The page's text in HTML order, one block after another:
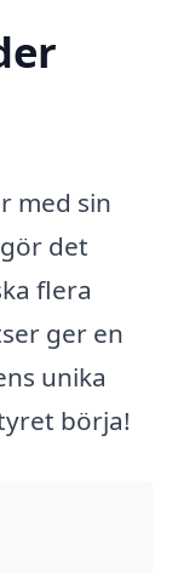
med sin
det
flera
ger en
unika
börja!